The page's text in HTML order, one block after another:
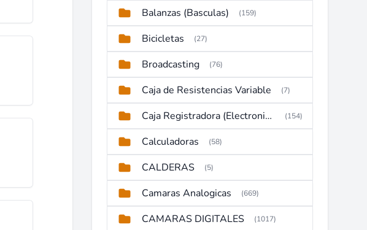
Balanzas (Basculas) (159)
Bicicletas (27)
Broadcasting (76)
Caja de Resistencias Variable (7)
Caja Registradora (Electronic Cash Register) (154)
Calculadoras (58)
CALDERAS (5)
Camaras Analogicas (669)
CAMARAS DIGITALES (1017)